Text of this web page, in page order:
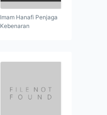
Imam Hanafi Penjaga
Kebenaran